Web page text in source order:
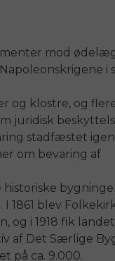
mod
i
og klostre, og
juridisk
stadfæstet
om bevaring af
1861 blev
i 1918 fik
af Det Særlige
på ca. 9.000.